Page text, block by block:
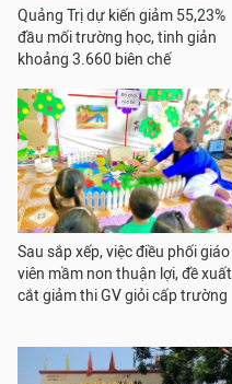
Quảng Trị dự kiến giảm 55,23%
đầu mối trường học, tinh giản
khoảng 3.660 biên chế
Sau sắp xếp, việc điều phối giáo
viên mầm non thuận lợi, đề xuất
cắt giảm thi GV giỏi cấp trường